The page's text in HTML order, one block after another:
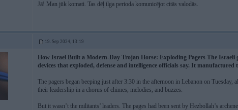
Jā! Man jūk komati. Tas dēļ ilga perioda komunicējot citās valodās.
19. Sep 2024, 13:19
How Israel Built a Modern-Day Trojan Horse: Exploding Pagers The
devices that exploded, defense and intelligence officials say. It manufactured
The pagers began beeping just after 3:30 in the afternoon in Lebanon on Tuesday,
their leadership in a chorus of chimes, melodies, and buzzes.
But it wasn’t the militants’ leaders. The pages had been sent by Hezbollah’s